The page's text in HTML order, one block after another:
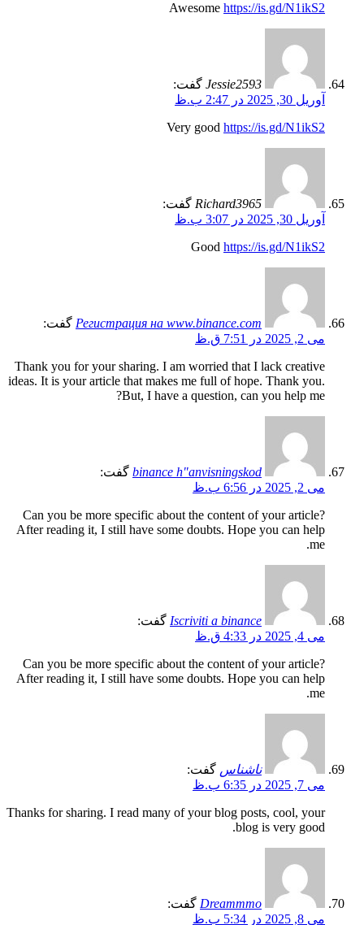
Awesome https://is.gd/N1ikS2
Jessie2593 گفت:
آوریل 30, 2025 در 2:47 ب.ظ
Very good https://is.gd/N1ikS2
Richard3965 گفت:
آوریل 30, 2025 در 3:07 ب.ظ
Good https://is.gd/N1ikS2
Регистрация на www.binance.com گفت:
می 2, 2025 در 7:51 ق.ظ
Thank you for your sharing. I am worried that I lack creative
ideas. It is your article that makes me full of hope. Thank you.
But, I have a question, can you help me?
binance h"anvisningskod گفت:
می 2, 2025 در 6:56 ب.ظ
Can you be more specific about the content of your article?
After reading it, I still have some doubts. Hope you can help
me.
Iscriviti a binance گفت:
می 4, 2025 در 4:33 ق.ظ
Can you be more specific about the content of your article?
After reading it, I still have some doubts. Hope you can help
me.
ناشناس گفت:
می 7, 2025 در 6:35 ب.ظ
Thanks for sharing. I read many of your blog posts, cool, your
blog is very good.
Dreammmo گفت:
می 8, 2025 در 5:34 ب.ظ